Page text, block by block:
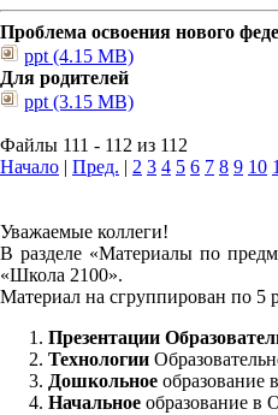
Проблема освоения нового
ppt (4.15 MB)
Для родителей
ppt (3.15 MB)
Файлы 111 - 112 из 112
Начало | Пред. | 2 3 4 5 6 7 8 9 10
Уважаемые коллеги!
В разделе «Материалы по
«Школа 2100».
Материал на сгруппирован по 5
Презентации
Технологии
Дошкольное образование
Начальное образование в